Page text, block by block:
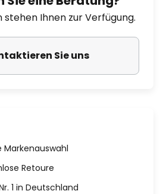
stehen Ihnen zur Verfügung.
Sie uns
Markenauswahl
Retoure
1 in Deutschland